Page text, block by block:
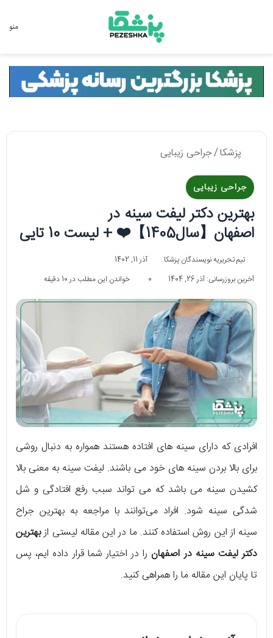
منو
پزشکا/جراحی زیبایی
جراحی زیبایی
بهترین دکتر لیفت سینه در
اصفهان【سال1405】❤️ + لیست 10 تایی
تیم تحریریه نویسندگان پزشکا
آذر 11, 1402
آخرین بروزرسانی: آذر 26, 1404
0 خواندن این مطلب در 10 دقیقه
افرادی که دارای سینه های افتاده هستند همواره به دنبال روشی
برای بالا بردن سینه های خود می باشند. لیفت سینه به معنی بالا
کشیدن سینه می باشد که می تواند سبب رفع افتادگی و شل
شدگی سینه شود. افراد می‌توانند با مراجعه به بهترین جراح
سینه از این روش استفاده کنند. ما در این مقاله لیستی ازبهترین
دکتر لیفت سینه در اصفهان را در اختیار شما قرار داده ایم، پس
تا پایان این مقاله ما را همراهی کنید.